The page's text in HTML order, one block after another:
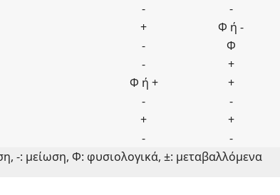
- -
+ Φ ή -
- Φ
- +
Φ ή + +
- -
+ +
- -
-: μείωση, Φ: φυσιολογικά, ±: μεταβαλλόμενα